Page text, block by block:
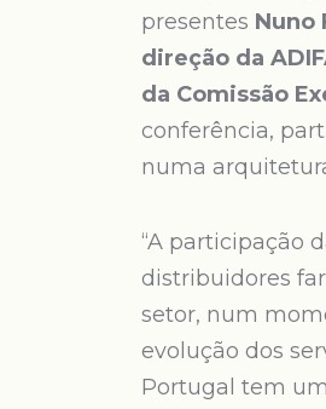
presentes Nuno
direção da
da Comissão
conferência,
numa
“A participação
distribuidores
setor, num
evolução dos
Portugal tem